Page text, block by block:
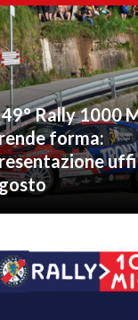
Rally 1000
forma: